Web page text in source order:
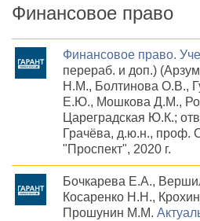
Финансовое право
Финансовое право.
перераб. и доп.)
Н.М., Болтинова О.В.,
Е.Ю., Мошкова Д.М.,
Цареградская Ю.К.;
Грачёва, д.ю.н., проф.
"Проспект", 2020 г.
Бочкарева Е.А.,
Косаренко Н.Н.,
Прошунин М.М.